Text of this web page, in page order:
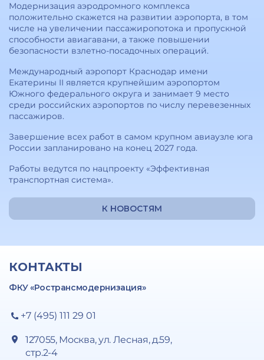
Модернизация аэродромного комплекса
положительно скажется на развитии аэропорта, в том
числе на увеличении пассажиропотока и пропускной
способности авиагавани, а также повышении
безопасности взлетно-посадочных операций.
Международный аэропорт Краснодар имени
Екатерины II является крупнейшим аэропортом
Южного федерального округа и занимает 9 место
среди российских аэропортов по числу перевезенных
пассажиров.
Завершение всех работ в самом крупном авиаузле юга
России запланировано на конец 2027 года.
Работы ведутся по нацпроекту «Эффективная
транспортная система».
К НОВОСТЯМ
КОНТАКТЫ
ФКУ «Ространсмодернизация»
+7 (495) 111 29 01
127055, Москва, ул. Лесная, д.59,
стр.2-4